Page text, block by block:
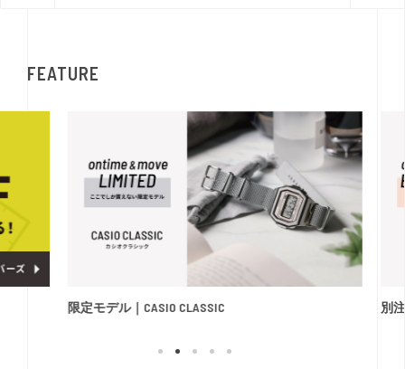
FEATURE
限定モデル｜CASIO CLASSIC 別